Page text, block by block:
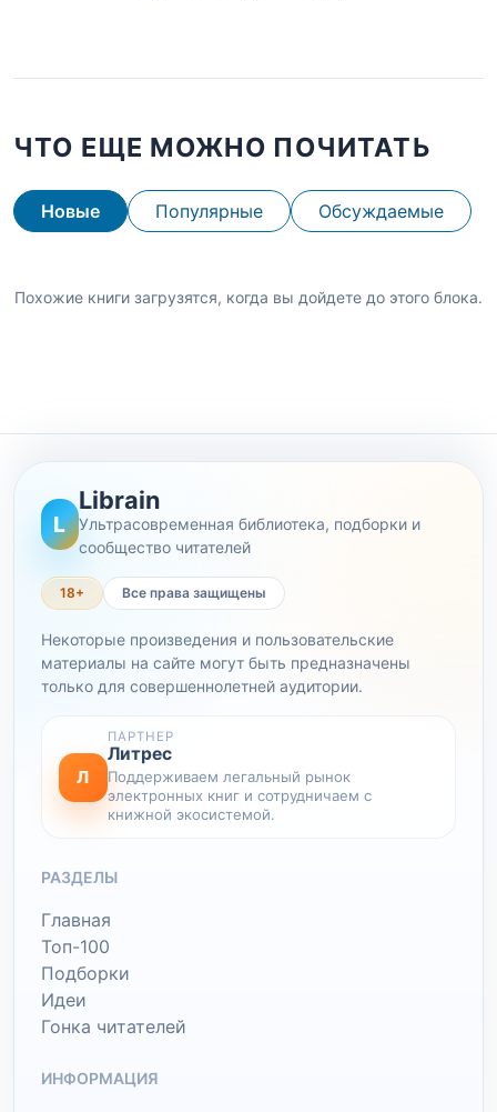
ЧТО ЕЩЕ МОЖНО ПОЧИТАТЬ
Новые Популярные Обсуждаемые
Похожие книги загрузятся, когда вы дойдете до этого блока.
L
Librain
Ультрасовременная библиотека, подборки и
сообщество читателей
18+ Все права защищены
Некоторые произведения и пользовательские
материалы на сайте могут быть предназначены
только для совершеннолетней аудитории.
Л
ПАРТНЕР
Литрес
Поддерживаем легальный рынок
электронных книг и сотрудничаем с
книжной экосистемой.
РАЗДЕЛЫ
Главная
Топ-100
Подборки
Идеи
Гонка читателей
ИНФОРМАЦИЯ